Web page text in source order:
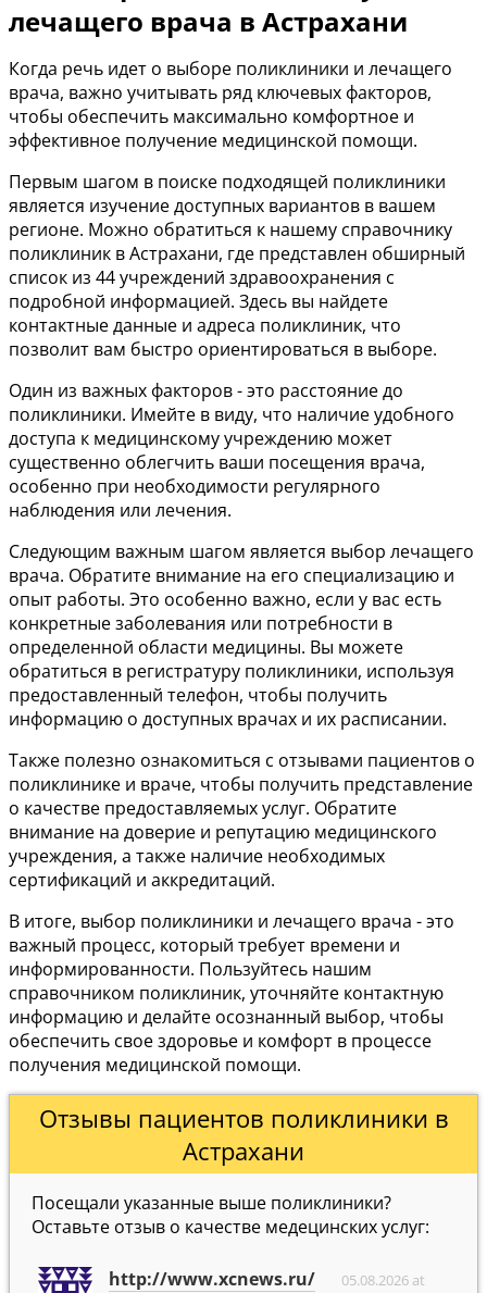
лечащего врача в Астрахани
Когда речь идет о выборе поликлиники и лечащего
врача, важно учитывать ряд ключевых факторов,
чтобы обеспечить максимально комфортное и
эффективное получение медицинской помощи.
Первым шагом в поиске подходящей поликлиники
является изучение доступных вариантов в вашем
регионе. Можно обратиться к нашему справочнику
поликлиник в Астрахани, где представлен обширный
список из 44 учреждений здравоохранения с
подробной информацией. Здесь вы найдете
контактные данные и адреса поликлиник, что
позволит вам быстро ориентироваться в выборе.
Один из важных факторов - это расстояние до
поликлиники. Имейте в виду, что наличие удобного
доступа к медицинскому учреждению может
существенно облегчить ваши посещения врача,
особенно при необходимости регулярного
наблюдения или лечения.
Следующим важным шагом является выбор лечащего
врача. Обратите внимание на его специализацию и
опыт работы. Это особенно важно, если у вас есть
конкретные заболевания или потребности в
определенной области медицины. Вы можете
обратиться в регистратуру поликлиники, используя
предоставленный телефон, чтобы получить
информацию о доступных врачах и их расписании.
Также полезно ознакомиться с отзывами пациентов о
поликлинике и враче, чтобы получить представление
о качестве предоставляемых услуг. Обратите
внимание на доверие и репутацию медицинского
учреждения, а также наличие необходимых
сертификаций и аккредитаций.
В итоге, выбор поликлиники и лечащего врача - это
важный процесс, который требует времени и
информированности. Пользуйтесь нашим
справочником поликлиник, уточняйте контактную
информацию и делайте осознанный выбор, чтобы
обеспечить свое здоровье и комфорт в процессе
получения медицинской помощи.
Отзывы пациентов поликлиники в
Астрахани
Посещали указанные выше поликлиники?
Оставьте отзыв о качестве медецинских услуг:
http://www.xcnews.ru/
05.08.2026 at